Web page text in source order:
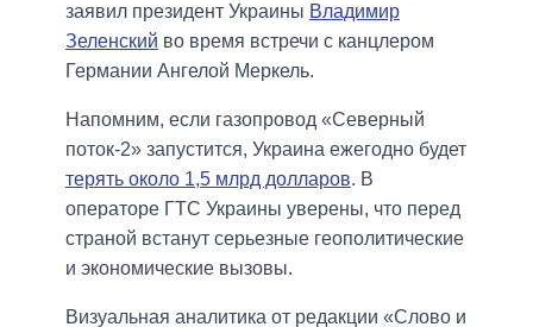
заявил президент Украины Владимир
Зеленский во время встречи с канцлером
Германии Ангелой Меркель.
Напомним, если газопровод «Северный
поток-2» запустится, Украина ежегодно будет
терять около 1,5 млрд долларов. В
операторе ГТС Украины уверены, что перед
страной встанут серьезные геополитические
и экономические вызовы.
Визуальная аналитика от редакции «Слово и